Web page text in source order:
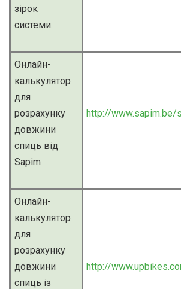
зірок
системи.
Онлайн-
калькулятор
для
розрахунку
довжини
спиць від
Sapim
http://www.sapim.be/
Онлайн-
калькулятор
для
розрахунку
довжини
спиць із
http://